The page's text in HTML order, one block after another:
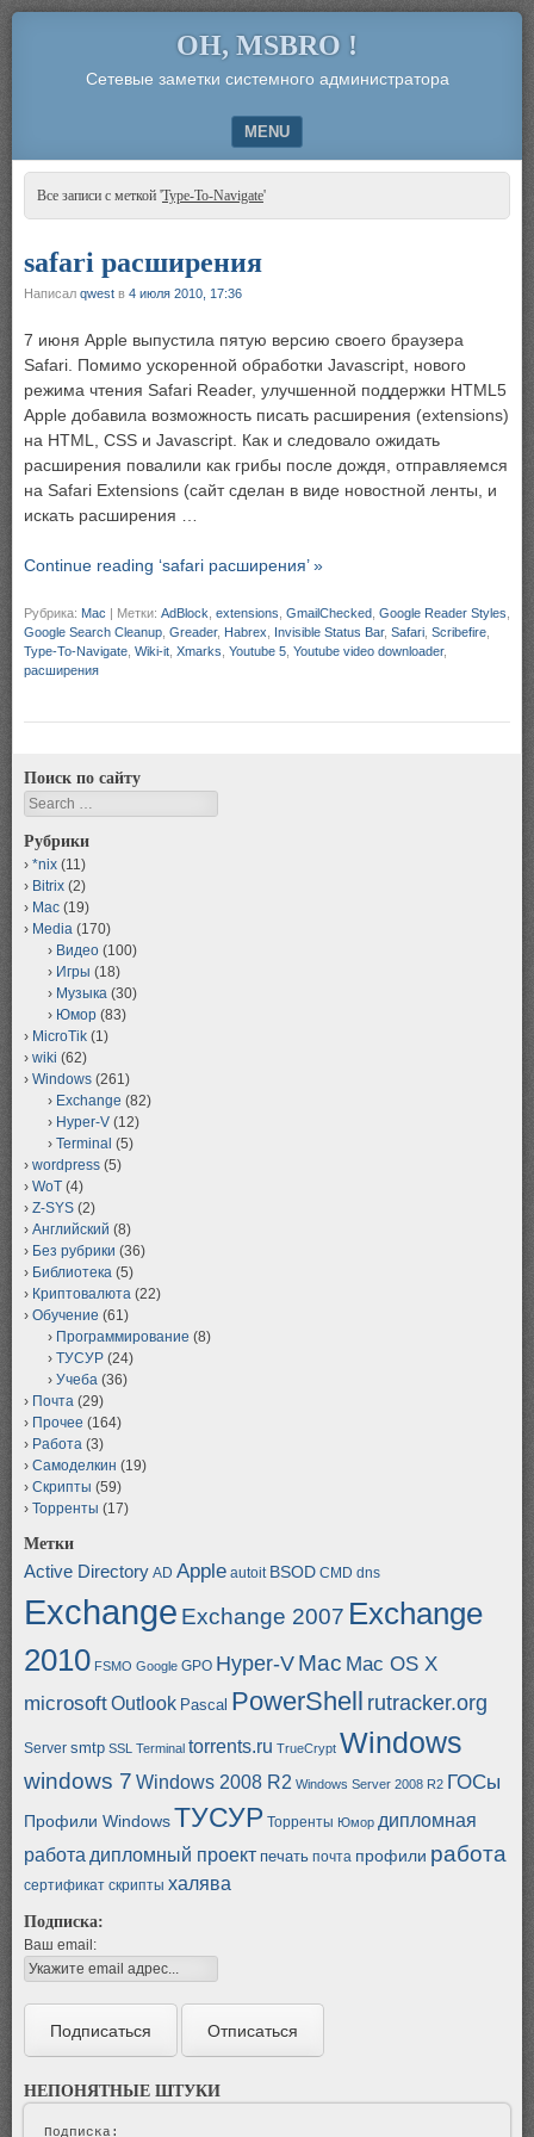
OH, MSBRO !
Сетевые заметки системного администратора
MENU
SKIP TO CONTENT
Все записи с меткой 'Type-To-Navigate'
safari расширения
Написал qwest в 4 июля 2010, 17:36
7 июня Apple выпустила пятую версию своего браузера
Safari. Помимо ускоренной обработки Javascript, нового
режима чтения Safari Reader, улучшенной поддержки HTML5
Apple добавила возможность писать расширения (extensions)
на HTML, CSS и Javascript. Как и следовало ожидать
расширения повалили как грибы после дождя, отправляемся
на Safari Extensions (cайт сделан в виде новостной ленты, и
искать расширения …
Continue reading ‘safari расширения’ »
Рубрика: Mac | Метки: AdBlock extensions GmailChecked Google Reader Styles
Google Search Cleanup Greader, Habrex Invisible Status Bar, Safari Scribefire
Type-To-Navigate Wiki-it Xmarks Youtube 5 Youtube video downloader,
расширения
Поиск по сайту
Search
Рубрики
*nix (11)
Bitrix (2)
Mac (19)
Media (170)
Видео (100)
Игры (18)
Музыка (30)
Юмор (83)
MicroTik (1)
wiki (62)
Windows (261)
Exchange (82)
Hyper-V (12)
Terminal (5)
wordpress (5)
WoT (4)
Z-SYS (2)
Английский (8)
Без рубрики (36)
Библиотека (5)
Криптовалюта (22)
Обучение (61)
Программирование (8)
ТУСУР (24)
Учеба (36)
Почта (29)
Прочее (164)
Работа (3)
Самоделкин (19)
Скрипты (59)
Торренты (17)
Метки
Active Directory AD Apple autoit BSOD CMD dns
Exchange Exchange 2007 Exchange
2010 FSMO Google GPO Hyper-V Mac Mac OS X
microsoftOutlook Pascal PowerShell rutracker.org
Server smtp SSL Terminal torrents.ru TrueCrypt Windows
windows 7 Windows 2008 R2 Windows Server 2008 R2 ГОСы
Профили WindowsТУСУР Торренты Юмор дипломная
работа дипломный проект печать почта профили работа
сертификат скрипты халява
Подписка:
Ваш email:
НЕПОНЯТНЫЕ ШТУКИ